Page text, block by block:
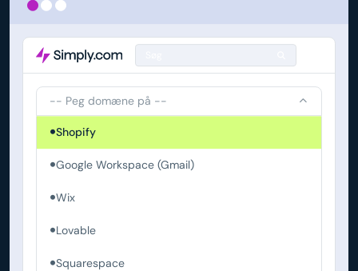
-- Peg domæne på --
Shopify
Google Workspace (Gmail)
Wix
Lovable
Squarespace